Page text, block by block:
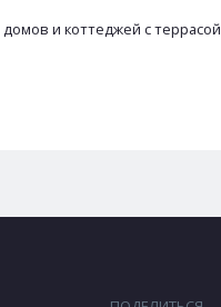
и коттеджей с